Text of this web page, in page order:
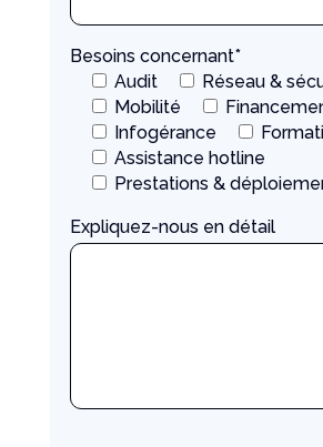
Besoins concernant*
Audit
Réseau &
Mobilité
Infogérance
Assistance hotline
Prestations &
Expliquez-nous en détail